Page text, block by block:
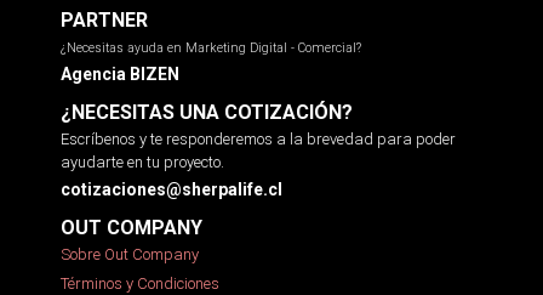
PARTNER
¿Necesitas ayuda en Marketing Digital - Comercial?
Agencia BIZEN
¿NECESITAS UNA COTIZACIÓN?
Escríbenos y te responderemos a la brevedad para poder
ayudarte en tu proyecto.
cotizaciones@sherpalife.cl
OUT COMPANY
Sobre Out Company
Términos y Condiciones